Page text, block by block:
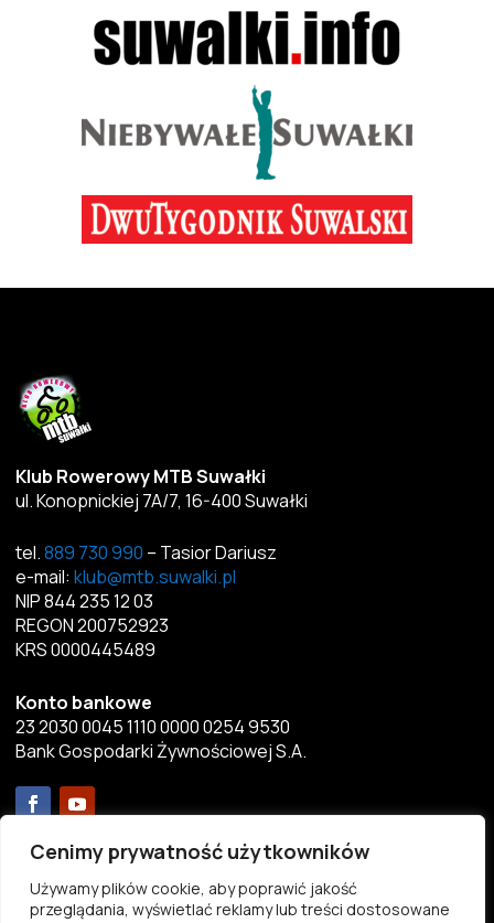
Cenimy prywatność użytkowników
Używamy plików cookie, aby poprawić jakość
przeglądania, wyświetlać reklamy lub treści dostosowane
Klub Rowerowy MTB Suwałki
ul. Konopnickiej 7A/7, 16-400 Suwałki
tel.889 730 990 – Tasior Dariusz
e-mail: klub@mtb.suwalki.pl
NIP 844 235 12 03
REGON 200752923
KRS 0000445489
Konto bankowe
23 2030 0045 1110 0000 0254 9530
Bank Gospodarki Żywnościowej S.A.
Menu
Aktualności